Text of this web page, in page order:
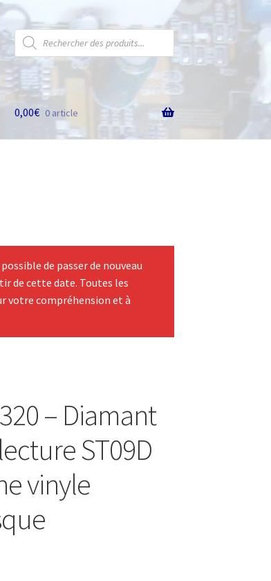
Recherche
de
produits
0,00€ 0 article
de passer de nouveau
de cette date. Toutes les
votre compréhension et à
– Diamant
ST09D
vinyle